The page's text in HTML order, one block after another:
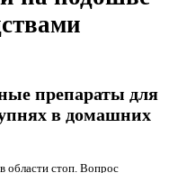
препараты для
в домашних
области стоп. Вопрос